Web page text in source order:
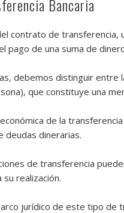
Bancaria
contrato de
pago de una suma de
debemos distinguir entre
que constituye una
de la
deudas dinerarias.
de transferencia
su realización.
jurídico de este tipo de